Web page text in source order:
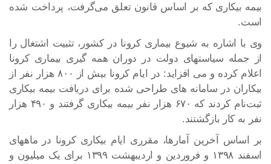
بیمه بیکاری که بر اساس قانون تعلق می‌گرفت، پرداخت شده
است.
وی با اشاره به شیوع بیماری کرونا در کشور، تثبیت اشتغال را
از جمله سیاستهای دولت در دوران همه گیری بیماری کرونا
اعلام کرده و می افزاید: در ایام کرونا بیش از ۸۰۰ هزار نفر از
بیکاران در سامانه های طراحی شده برای دریافت بیمه بیکاری
ثبت‌نام کردند که ۶۷۰ هزار نفر بیمه بیکاری گرفتند و ۴۹۰ هزار
نفر به کار بازگشتند.
بر اساس آخرین آمارها، مقرری ایام بیکاری کرونا در ماههای
اسفند ۱۳۹۸ و فروردین و اردیبهشت ۱۳۹۹ برای یک میلیون و